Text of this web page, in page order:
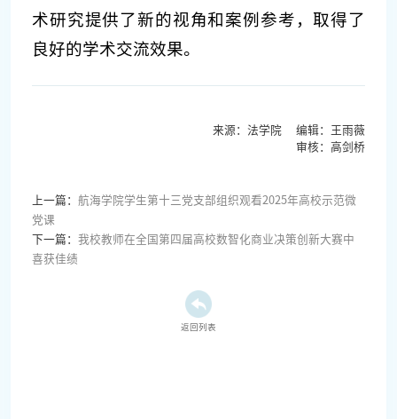
术研究提供了新的视角和案例参考，取得了
良好的学术交流效果。
来源：法学院 编辑：王雨薇
审核：高剑桥
上一篇： 航海学院学生第十三党支部组织观看2025年高校示范微
党课
下一篇： 我校教师在全国第四届高校数智化商业决策创新大赛中
喜获佳绩
返回列表